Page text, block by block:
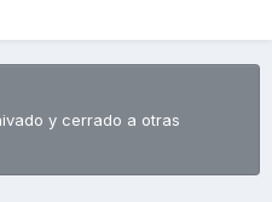
y cerrado a otras